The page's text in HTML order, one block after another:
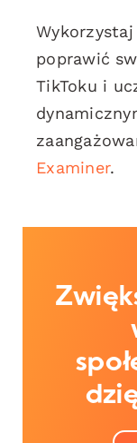
poprawić
TikToku i
Examiner.